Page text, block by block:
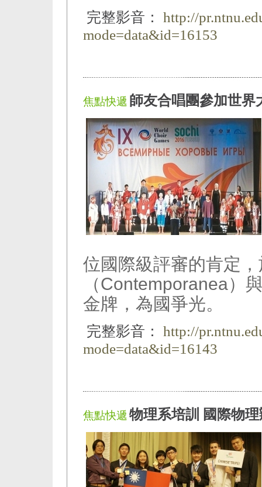
完整影音：
http://
mode=data&id=16153
焦點快遞 師友合唱團參加世界
位國際級評審的肯定
（Contemporanea）
金牌，為國爭光。
完整影音：
http://
mode=data&id=16143
焦點快遞 物理系培訓 國際物